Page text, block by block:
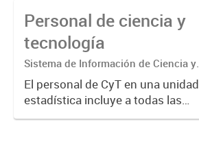
Personal de ciencia y
tecnología
Sistema de Información de Ciencia y
Tecnología Argentino (SICYTAR)
El personal de CyT en una unidad
estadística incluye a todas las
personas involucradas